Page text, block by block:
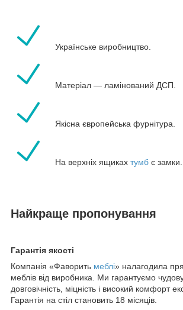
Українське виробництво.
Матеріал — ламінований ДСП.
Якісна європейська фурнітура.
На верхніх ящиках тумб є замки.
Найкраще пропонування
Гарантія якості
Компанія «Фаворить меблі» налагодила
меблів від виробника. Ми гарантуємо чудову
довговічність, міцність і високий комфорт
Гарантія на стіл становить 18 місяців.